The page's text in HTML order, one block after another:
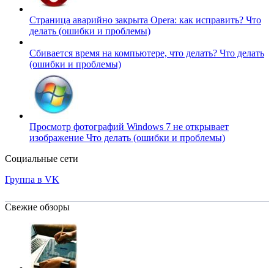
Страница аварийно закрыта Opera: как исправить? Что
делать (ошибки и проблемы)
Сбивается время на компьютере, что делать? Что делать
(ошибки и проблемы)
Просмотр фотографий Windows 7 не открывает
изображение Что делать (ошибки и проблемы)
Социальные сети
Группа в VK
Свежие обзоры